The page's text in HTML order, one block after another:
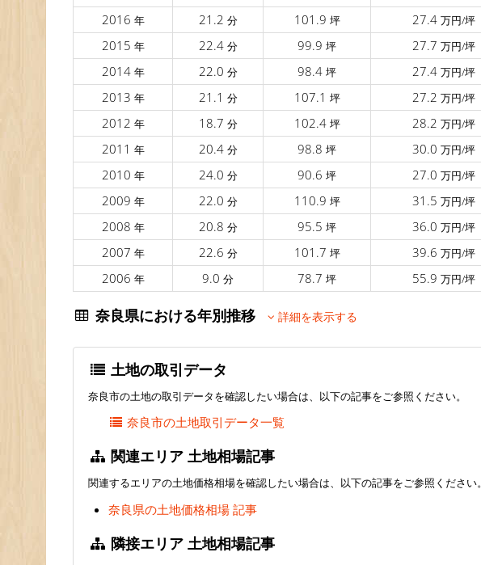
2016 年 21.2 分 101.9 坪 27.4 万円/坪
2015 年 22.4 分 99.9 坪 27.7 万円/坪
2014 年 22.0 分 98.4 坪 27.4 万円/坪
2013 年 21.1 分 107.1 坪 27.2 万円/坪
2012 年 18.7 分 102.4 坪 28.2 万円/坪
2011 年 20.4 分 98.8 坪 30.0 万円/坪
2010 年 24.0 分 90.6 坪 27.0 万円/坪
2009 年 22.0 分 110.9 坪 31.5 万円/坪
2008 年 20.8 分 95.5 坪 36.0 万円/坪
2007 年 22.6 分 101.7 坪 39.6 万円/坪
2006 年 9.0 分 78.7 坪 55.9 万円/坪
奈良県における年別推移 詳細を表示する
土地の取引データ
奈良市の土地の取引データを確認したい場合は、以下の記事をご参照ください。
奈良市の土地取引データ一覧
関連エリア 土地相場記事
関連するエリアの土地価格相場を確認したい場合は、以下の記事をご参照ください。
奈良県の土地価格相場 記事
隣接エリア 土地相場記事